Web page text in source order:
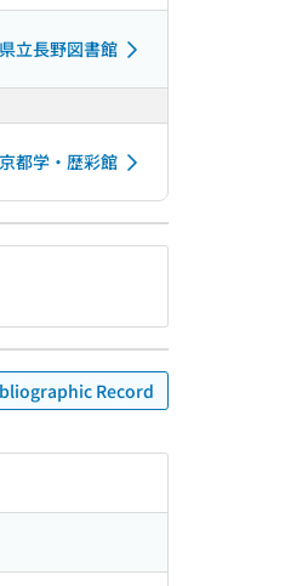
県立長野図書館
都学・歴彩館
Record